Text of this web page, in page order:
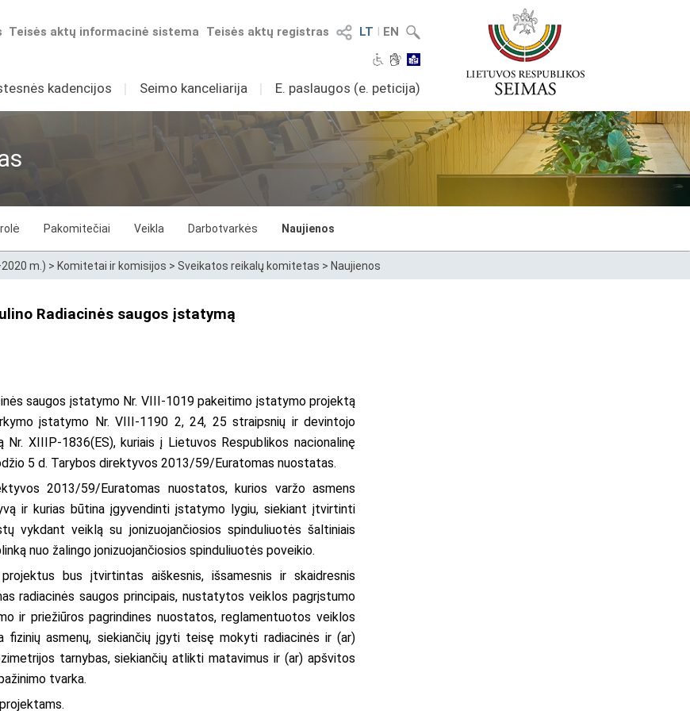
LT I EN
Teisės aktų registras
Teisės aktų informacinė sistema
kadencijos I Seimo kanceliarija I E. paslaugos (e. peticija)
Pakomitečiai Veikla Darbotvarkės Naujienos
m.) > Komitetai ir komisijos > Sveikatos reikalų komitetas > Naujienos
Radiacinės saugos įstatymą
saugos įstatymo Nr. VIII-1019 pakeitimo įstatymo projektą
įstatymo Nr. VIII-1190 2, 24, 25 straipsnių ir devintojo
XIIIP-1836(ES), kuriais į Lietuvos Respublikos nacionalinę
5 d. Tarybos direktyvos 2013/59/Euratomas nuostatas.
2013/59/Euratomas nuostatos, kurios varžo asmens
ir kurias būtina įgyvendinti įstatymo lygiu, siekiant įtvirtinti
vykdant veiklą su jonizuojančiosios spinduliuotės šaltiniais
nuo žalingo jonizuojančiosios spinduliuotės poveikio.
bus įtvirtintas aiškesnis, išsamesnis ir skaidresnis
radiacinės saugos principais, nustatytos veiklos pagrįstumo
ir priežiūros pagrindines nuostatos, reglamentuotos veiklos
fizinių asmenų, siekiančių įgyti teisę mokyti radiacinės ir (ar)
tarnybas, siekiančių atlikti matavimus ir (ar) apšvitos
tvarka.